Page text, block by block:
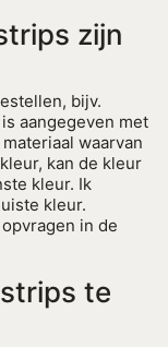
zijn
bijv.
aangegeven met
waarvan
kan de kleur
kleur. Ik
kleur.
in de
te